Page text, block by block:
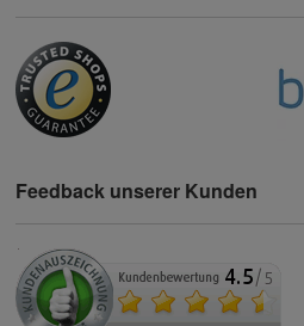
Feedback unserer Kunden